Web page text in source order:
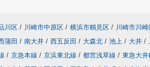
川区 / 川崎市中原区 / 横浜市鶴見区 / 川崎市川崎
蒲田 / 南大井 / 西五反田 / 大森北 / 池上 / 大井 /
/ 京急本線 / 京浜東北線 / 都営浅草線 / 東急大井